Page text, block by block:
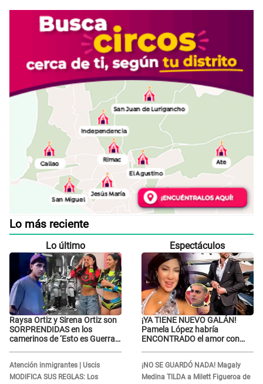
Lo más reciente
Lo último
Raysa Ortiz y Sirena Ortiz son
SORPRENDIDAS en los
camerinos de ‘Esto es Guerra’
Gabriel Moisés: “Gracias”
Atención inmigrantes | Uscis
MODIFICA SUS REGLAS: Los
Espectáculos
¡YA TIENE NUEVO GALÁN!
Pamela López habría
ENCONTRADO el amor con
la ECHA en VIVO
¡NO SE GUARDÓ NADA! Magaly
Medina TILDA a Milett Figueroa de